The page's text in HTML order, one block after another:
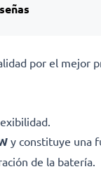
por el mejor
y constituye una
de la batería.